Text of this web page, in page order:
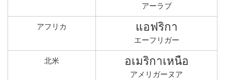
アーラブ
アフリカ แอฟริกา
エーフリガー
北米 อเมริกาเหนือ
アメリガーヌア